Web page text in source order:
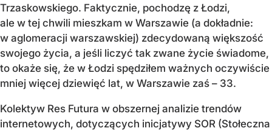
Trzaskowskiego. Faktycznie, pochodzę z Łodzi,
ale w tej chwili mieszkam w Warszawie (a dokładnie:
w aglomeracji warszawskiej) zdecydowaną większość
swojego życia, a jeśli liczyć tak zwane życie świadome,
to okaże się, że w Łodzi spędziłem ważnych oczywiście
mniej więcej dziewięć lat, w Warszawie zaś – 33.
Kolektyw Res Futura w obszernej analizie trendów
internetowych, dotyczących inicjatywy SOR (Stołeczna